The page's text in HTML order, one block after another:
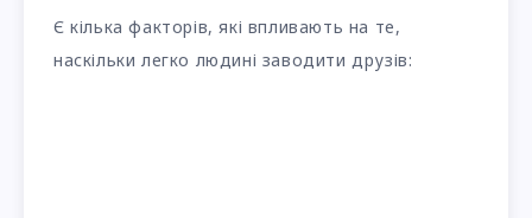
Є кілька факторів, які впливають на те,
наскільки легко людині заводити друзів: